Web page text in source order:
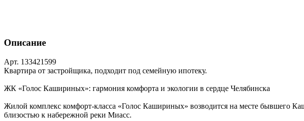
Описание
Арт. 133421599
Квартира от застройщика, подходит под семейную ипотеку.
ЖК «Голос Кашириных»: гармония комфорта и экологии в сердце Челябинска
Жилой комплекс комфорт‑класса «Голос Кашириных» возводится на месте бывшего
близостью к набережной реки Миасс.